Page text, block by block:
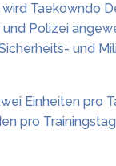
Taekowndo
Polizei
und
Einheiten pro
pro